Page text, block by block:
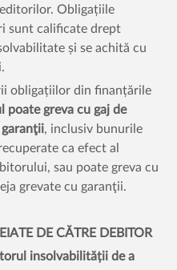
Obligațiile
sunt calificate drept
și se achită cu
obligațiilor din finanțările
poate greva cu gaj de
, inclusiv bunurile
ca efect al
sau poate greva cu
grevate cu garanţii.
DE CĂTRE DEBITOR
insolvabilității de a